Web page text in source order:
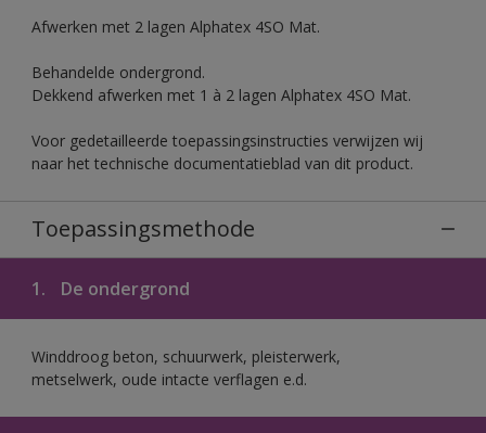
Afwerken met 2 lagen Alphatex 4SO Mat.
Behandelde ondergrond.
Dekkend afwerken met 1 à 2 lagen Alphatex 4SO Mat.
Voor gedetailleerde toepassingsinstructies verwijzen wij
naar het technische documentatieblad van dit product.
Toepassingsmethode
1. De ondergrond
Winddroog beton, schuurwerk, pleisterwerk,
metselwerk, oude intacte verflagen e.d.